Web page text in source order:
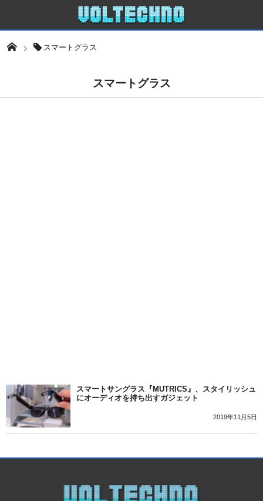
スマートグラス
スマートグラス
スマートサングラス『MUTRICS』、スタイリッシュ
にオーディオを持ち出すガジェット
2019年11月5日